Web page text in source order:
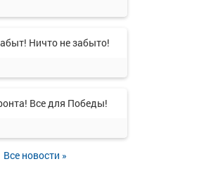
Ничто не забыто!
Все для Победы!
Все новости »